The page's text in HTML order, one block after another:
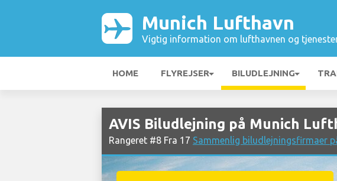
Munich Lufthavn
Vigtig information om lufthavnen og
HOME FLYREJSER BILUDLEJNING
AVIS Biludlejning på Munich
Rangeret #8 Fra 17 Sammenlig biludlejningsfirmaer